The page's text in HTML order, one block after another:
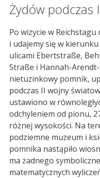
Żydów podczas
Po wizycie w
i udajemy się w
ulicami Ebertstraße,
Straße i Hannah-
nietuzinkowy pomnik,
podczas II wojny
ustawiono w
odchyleniem od pionu,
różnej wysokości. Na
podziemne muzeum i
pomnika nastąpiło
ma żadnego
matematycznych